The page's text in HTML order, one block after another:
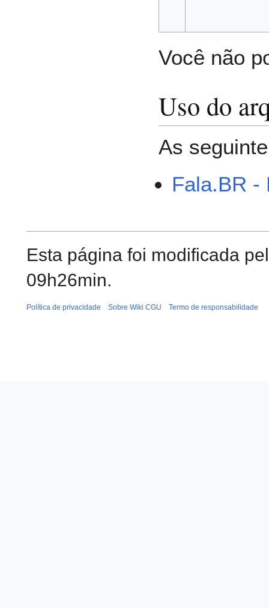
Você não
Uso do
As
Fala.BR -
Esta página foi modificada
09h26min.
Política de privacidade Sobre Wiki CGU Termo de responsabilidade